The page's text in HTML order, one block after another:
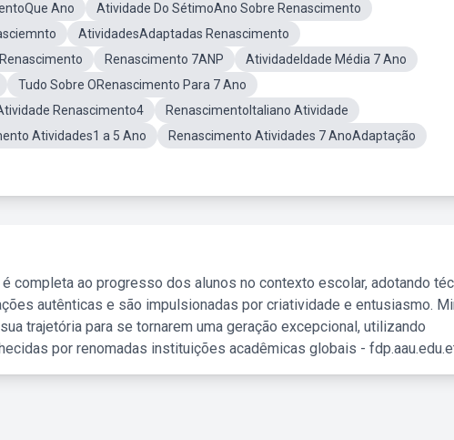
Ano
Atividade Do SétimoAno Sobre Renascimento
AtividadesAdaptadas Renascimento
Renascimento 7ANP
AtividadeIdade Média 7 Ano
Tudo Sobre ORenascimento Para 7 Ano
Renascimento4
RenascimentoItaliano Atividade
Atividades1 a 5 Ano
Renascimento Atividades 7 AnoAdaptação
completa ao progresso dos alunos no contexto escolar, adotando
autênticas e são impulsionadas por criatividade e entusiasmo.
trajetória para se tornarem uma geração excepcional, utilizando
por renomadas instituições acadêmicas globais -